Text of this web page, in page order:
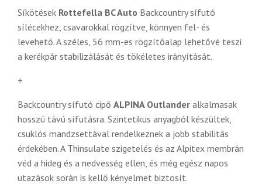
Síkötések Rottefella BC Auto Backcountry sífutó
sílécekhez, csavarokkal rögzítve, könnyen fel- és
levehető. A széles, 56 mm-es rögzítőalap lehetővé teszi
a kerékpár stabilizálását és tökéletes irányítását.
+
Backcountry sífutó cipő ALPINA Outlander alkalmasak
hosszú távú sífutásra. Szintetikus anyagból készültek,
csuklós mandzsettával rendelkeznek a jobb stabilitás
érdekében. A Thinsulate szigetelés és az Alpitex membrán
véd a hideg és a nedvesség ellen, és még egész napos
utazások során is kellő kényelmet biztosít.